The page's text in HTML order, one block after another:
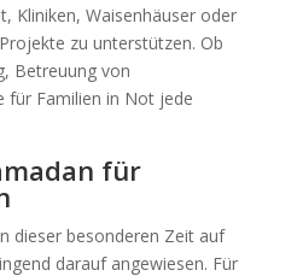
Kliniken, Waisenhäuser oder
zu unterstützen. Ob
Betreuung von
für Familien in Not jede
für
dieser besonderen Zeit auf
darauf angewiesen. Für